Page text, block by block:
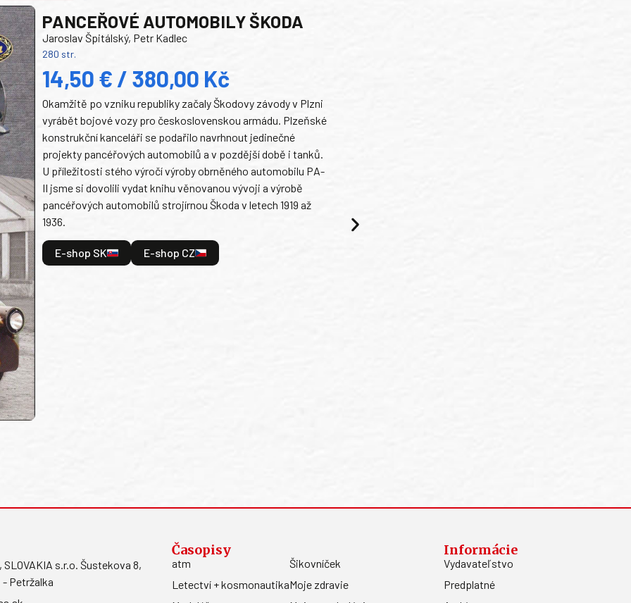
PANCEŘOVÉ AUTOMOBILY ŠKODA
Jaroslav Špitálský, Petr Kadlec
280 str.
14,50 € / 380,00 Kč
Okamžitě po vzniku republiky začaly Škodovy závody v Plzni
vyrábět bojové vozy pro československou armádu. Plzeňské
konstrukční kanceláři se podařilo navrhnout jedinečné
projekty pancéřových automobilů a v pozdější době i tanků.
U příležitosti stého výročí výroby obrněného automobilu PA-
II jsme si dovolili vydat knihu věnovanou vývoji a výrobě
pancéřových automobilů strojírnou Škoda v letech 1919 až
1936.
E-shop SK E-shop CZ
SLOVAKIA s.r.o. Šustekova 8,
- Petržalka
Časopisy
atm
Letectví + kosmonautika
Šikovníček
Moje zdravie
Informácie
Vydavateľstvo
Predplatné